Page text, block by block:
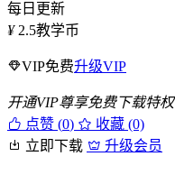
每日更新
¥ 2.5教学币
VIP免费升级VIP
开通VIP尊享免费下载特权
点赞 (0)
收藏 (0)
立即下载
升级会员